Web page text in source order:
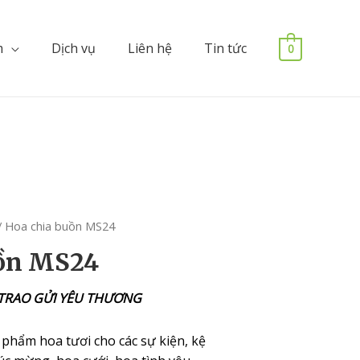
Dịch vụ Liên hệ Tin tức 0
Hoa chia buồn MS24
MS24
GỬI YÊU THƯƠNG
hoa tươi cho các sự kiện, kệ